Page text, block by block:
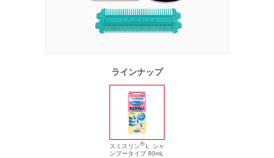
ラインナップ
スミスリン®Ｌ シャ
ンプータイプ 80mL